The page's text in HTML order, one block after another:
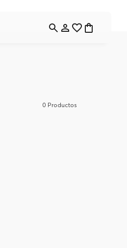
0 Productos